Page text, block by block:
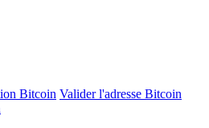
Bitcoin Valider l'adresse Bitcoin